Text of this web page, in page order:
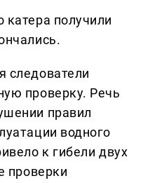
катера получили
следователи
проверку. Речь
правил
водного
к гибели двух
проверки